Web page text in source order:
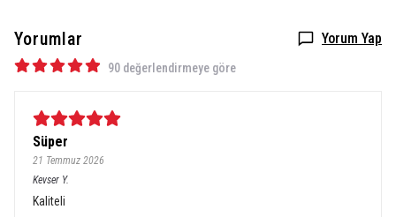
Yorumlar Yorum Yap
90 değerlendirmeye göre
Süper
21 Temmuz 2026
Kevser Y.
Kaliteli